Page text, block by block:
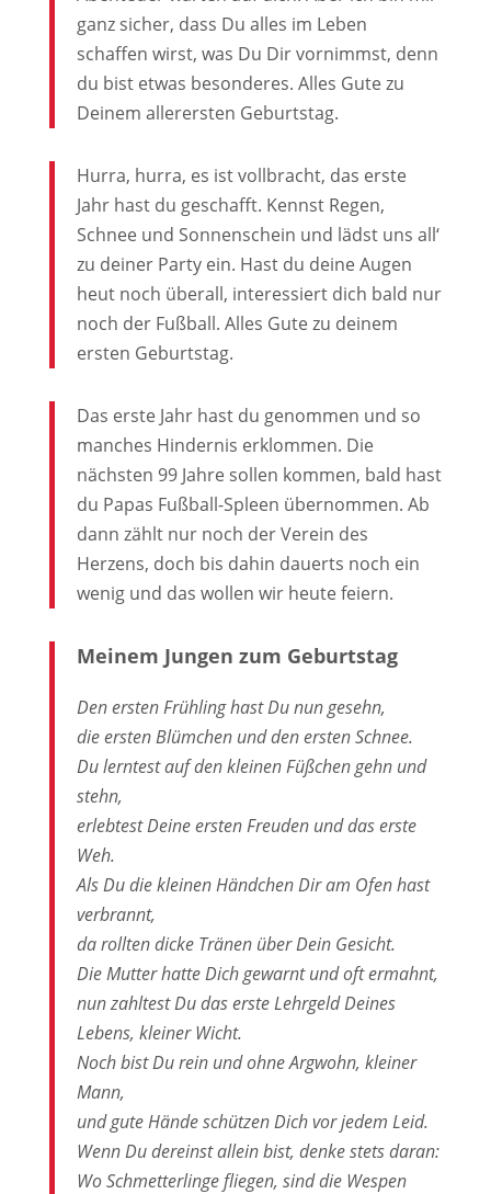
ganz sicher, dass Du alles im Leben
schaffen wirst, was Du Dir vornimmst, denn
du bist etwas besonderes. Alles Gute zu
Deinem allerersten Geburtstag.
Hurra, hurra, es ist vollbracht, das erste
Jahr hast du geschafft. Kennst Regen,
Schnee und Sonnenschein und lädst uns all‘
zu deiner Party ein. Hast du deine Augen
heut noch überall, interessiert dich bald nur
noch der Fußball. Alles Gute zu deinem
ersten Geburtstag.
Das erste Jahr hast du genommen und so
manches Hindernis erklommen. Die
nächsten 99 Jahre sollen kommen, bald hast
du Papas Fußball-Spleen übernommen. Ab
dann zählt nur noch der Verein des
Herzens, doch bis dahin dauerts noch ein
wenig und das wollen wir heute feiern.
Meinem Jungen zum Geburtstag
Den ersten Frühling hast Du nun gesehn,
die ersten Blümchen und den ersten Schnee.
Du lerntest auf den kleinen Füßchen gehn und
stehn,
erlebtest Deine ersten Freuden und das erste
Weh.
Als Du die kleinen Händchen Dir am Ofen hast
verbrannt,
da rollten dicke Tränen über Dein Gesicht.
Die Mutter hatte Dich gewarnt und oft ermahnt,
nun zahltest Du das erste Lehrgeld Deines
Lebens, kleiner Wicht.
Noch bist Du rein und ohne Argwohn, kleiner
Mann,
und gute Hände schützen Dich vor jedem Leid.
Wenn Du dereinst allein bist, denke stets daran:
Wo Schmetterlinge fliegen, sind die Wespen